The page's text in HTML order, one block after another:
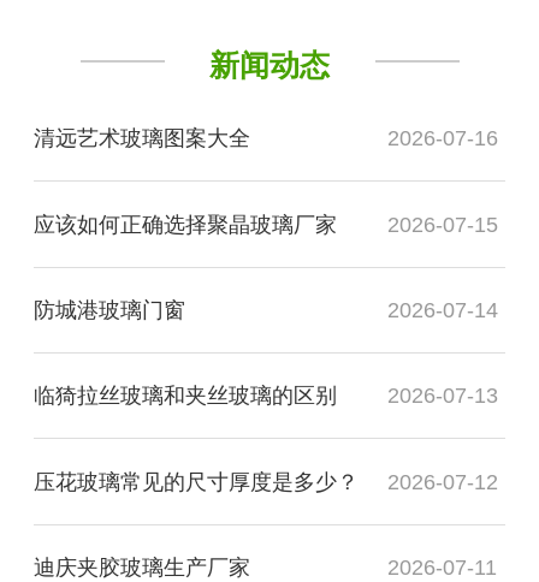
新闻动态
清远艺术玻璃图案大全 2026-07-16
应该如何正确选择聚晶玻璃厂家 2026-07-15
防城港玻璃门窗 2026-07-14
临猗拉丝玻璃和夹丝玻璃的区别 2026-07-13
压花玻璃常见的尺寸厚度是多少？ 2026-07-12
迪庆夹胶玻璃生产厂家 2026-07-11